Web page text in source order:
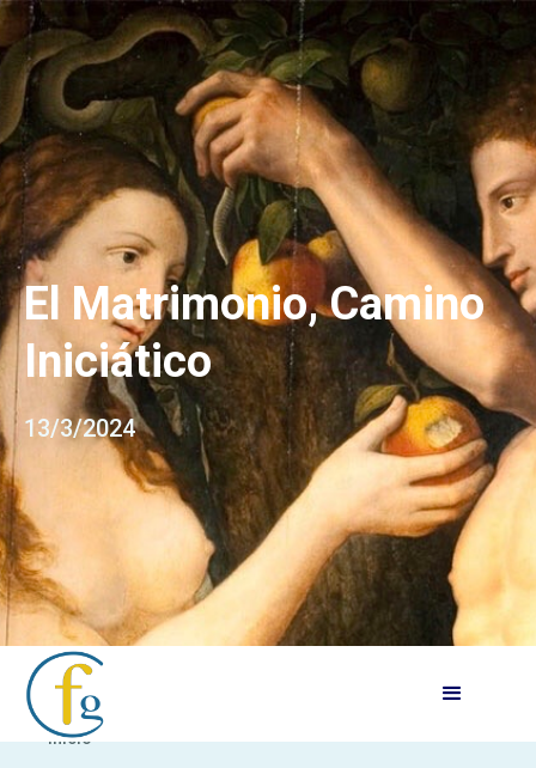
El Matrimonio, Camino
Iniciático
13/3/2024
Inicio